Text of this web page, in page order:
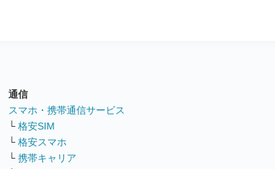
通信
スマホ・携帯通信サービス
└ 格安SIM
└ 格安スマホ
└ 携帯キャリア